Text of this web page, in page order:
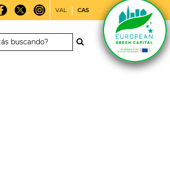
VAL CAS